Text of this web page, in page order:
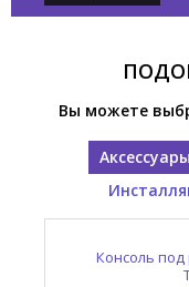
Вы можете
Консоль
Раковина
Слив